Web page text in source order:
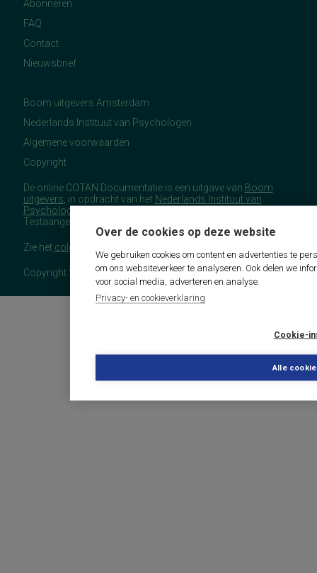
Over de cookies op deze website
We gebruiken cookies om content en advertenties te
om ons websiteverkeer te analyseren. Ook delen we
voor social media, adverteren en analyse.
Privacy- en cookieverklaring
Cookie-
Alle
Abonneren
FAQ
Contact
Nieuwsbrief
Boom uitgevers Amsterdam
Nederlands Instituut van Psychologen
Algemene voorwaarden
Copyright
De online COTAN Documentatie is een uitgave van Boom
uitgevers , in opdracht van het Nederlands Instituut van
Psychologen(NIP), namens de Commissie
Testaangelegenheden Nederland (COTAN).
Zie het colofon
Copyright 2026 - COTAN Documentatie